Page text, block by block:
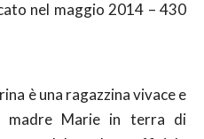
nel maggio 2014 – 430
è una ragazzina vivace e
madre Marie in terra di